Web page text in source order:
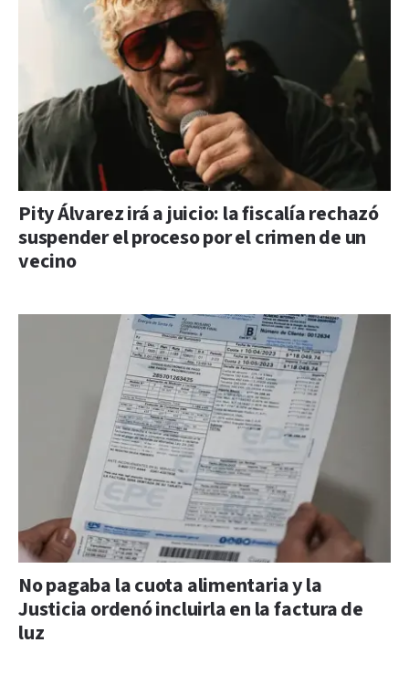
Pity Álvarez irá a juicio: la fiscalía rechazó
suspender el proceso por el crimen de un
vecino
No pagaba la cuota alimentaria y la
Justicia ordenó incluirla en la factura de
luz